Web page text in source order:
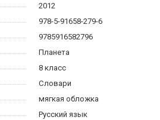
2012
978-5-91658-279-6
9785916582796
Планета
8 класс
Словари
мягкая обложка
Русский язык